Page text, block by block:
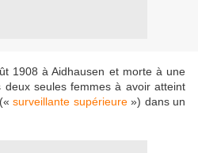
1908 à Aidhausen et morte à une
seules femmes à avoir atteint
(«surveillante supérieure») dans un